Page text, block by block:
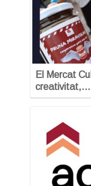
El Mercat
creativitat,…